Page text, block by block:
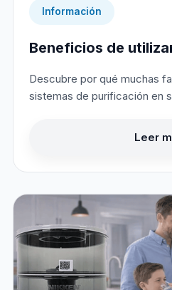
Información
Beneficios de
Descubre por qué muchas
sistemas de purificación en
Leer